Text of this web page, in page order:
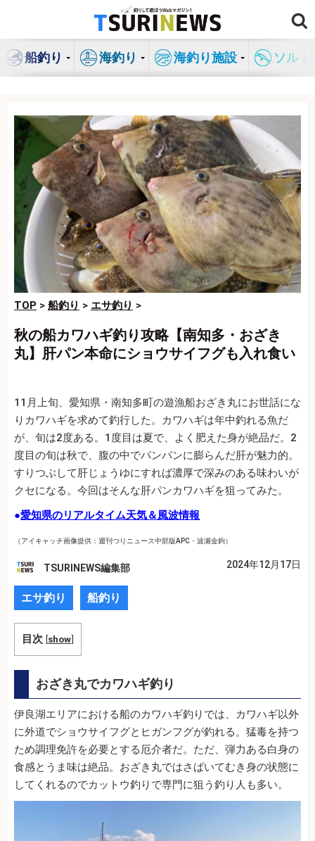
ン
船釣り 海釣り 海釣り施設 ソル
TOP > 船釣り > エサ釣り >
秋の船カワハギ釣り攻略【南知多・おざき
丸】肝パン本命にショウサイフグも入れ食い
11月上旬、愛知県・南知多町の遊漁船おざき丸にお世話にな
りカワハギを求めて釣行した。カワハギは年中釣れる魚だ
が、旬は2度ある。1度目は夏で、よく肥えた身が絶品だ。2
度目の旬は秋で、腹の中でパンパンに膨らんだ肝が魅力的。
すりつぶして肝じょうゆにすれば濃厚で深みのある味わいが
クセになる。今回はそんな肝パンカワハギを狙ってみた。
●愛知県のリアルタイム天気＆風波情報
（アイキャッチ画像提供：週刊つりニュース中部版APC・波瀬金鉤）
TSURINEWS編集部 2024年12月17日
エサ釣り 船釣り
目次 [show]
おざき丸でカワハギ釣り
伊良湖エリアにおける船のカワハギ釣りでは、カワハギ以外
に外道でショウサイフグとヒガンフグが釣れる。猛毒を持つ
ため調理免許を必要とする厄介者だ。ただ、弾力ある白身の
食感とうま味は絶品。おざき丸ではさばいてむき身の状態に
してくれるのでカットウ釣りで専門に狙う釣り人も多い。